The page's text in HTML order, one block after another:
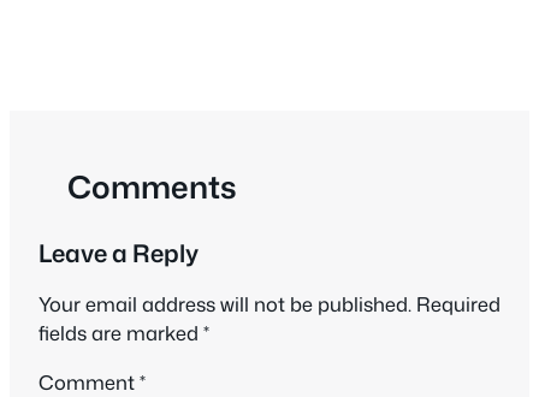
Comments
Leave a Reply
Your email address will not be published. Required
fields are marked *
Comment*